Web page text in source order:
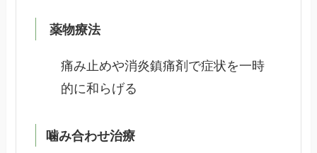
薬物療法
痛み止めや消炎鎮痛剤で症状を一時
的に和らげる
噛み合わせ治療